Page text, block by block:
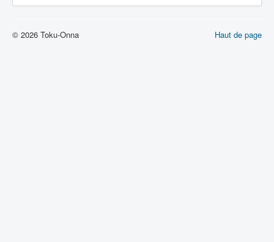
Haut de page
© 2026 Toku-Onna